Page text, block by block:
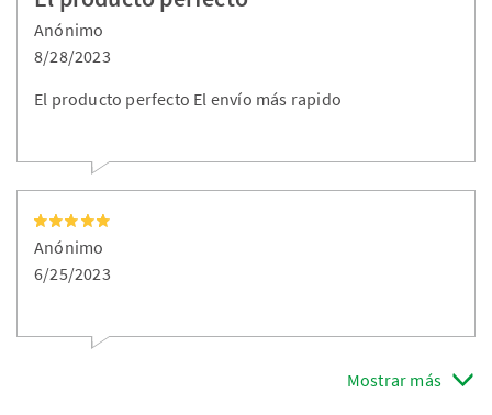
Anónimo
8/28/2023
El producto perfecto El envío más rapido
Anónimo
6/25/2023
Mostrar más